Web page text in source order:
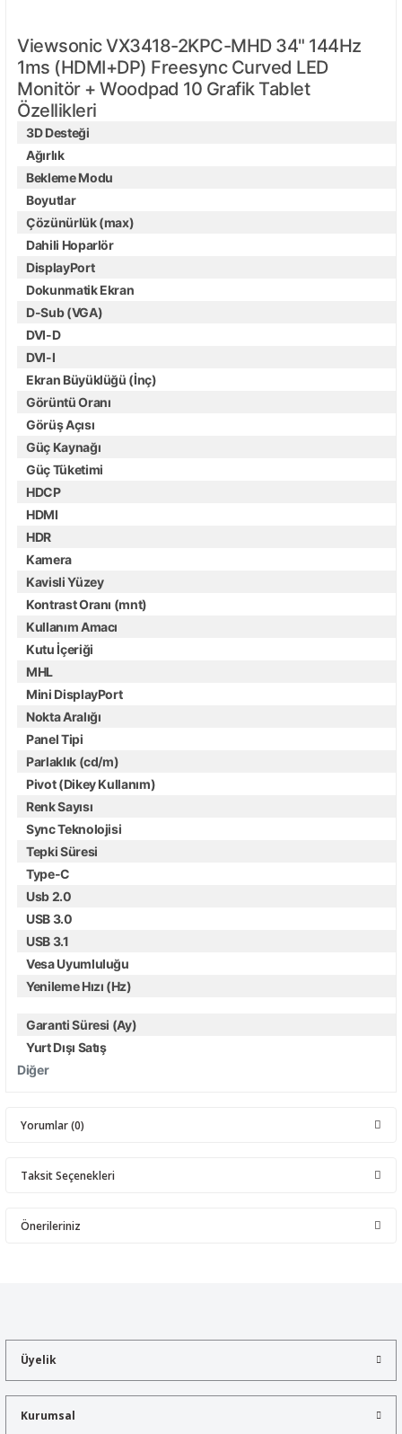
Viewsonic VX3418-2KPC-MHD 34" 144Hz
1ms (HDMI+DP) Freesync Curved LED
Monitör + Woodpad 10 Grafik Tablet
Özellikleri
3D Desteği
Ağırlık
Bekleme Modu
Boyutlar
Çözünürlük (max)
Dahili Hoparlör
DisplayPort
Dokunmatik Ekran
D-Sub (VGA)
DVI-D
DVI-I
Ekran Büyüklüğü (İnç)
Görüntü Oranı
Görüş Açısı
Güç Kaynağı
Güç Tüketimi
HDCP
HDMI
HDR
Kamera
Kavisli Yüzey
Kontrast Oranı (mnt)
Kullanım Amacı
Kutu İçeriği
MHL
Mini DisplayPort
Nokta Aralığı
Panel Tipi
Parlaklık (cd/m)
Pivot (Dikey Kullanım)
Renk Sayısı
Sync Teknolojisi
Tepki Süresi
Type-C
Usb 2.0
USB 3.0
USB 3.1
Vesa Uyumluluğu
Yenileme Hızı (Hz)
Diğer
Garanti Süresi (Ay)
Yurt Dışı Satış
Yorumlar (0)
Taksit Seçenekleri
Önerileriniz
Ürün açıklamasında eksik bilgiler bulunuyor.
Ürün bilgilerinde hatalar bulunuyor.
Üyelik
Kurumsal